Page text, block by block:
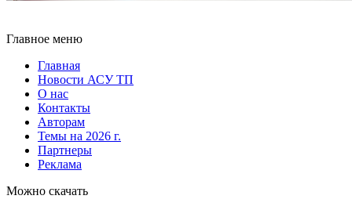
Главное меню
Главная
Новости АСУ ТП
О нас
Контакты
Авторам
Темы на 2026 г.
Партнеры
Реклама
Можно скачать